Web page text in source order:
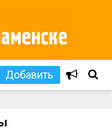
Добавить